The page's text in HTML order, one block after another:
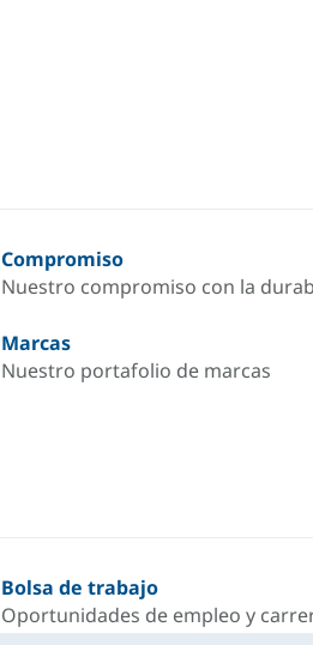
Compromiso
Nuestro compromiso con la
Marcas
Nuestro portafolio de marcas
Bolsa de trabajo
Oportunidades de empleo y